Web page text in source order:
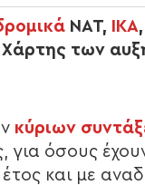
ΝΑΤ, ΙΚΑ
Χάρτης των
κύριων
όσους
και με